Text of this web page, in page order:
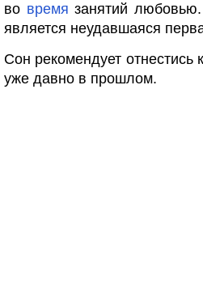
во время занятий
является неудавшаяся
Сон рекомендует
уже давно в прошлом.